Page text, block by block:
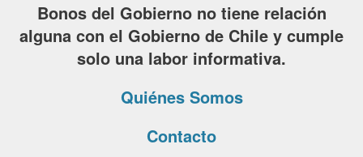
Bonos del Gobierno no tiene relación
alguna con el Gobierno de Chile y cumple
solo una labor informativa.
Quiénes Somos
Contacto